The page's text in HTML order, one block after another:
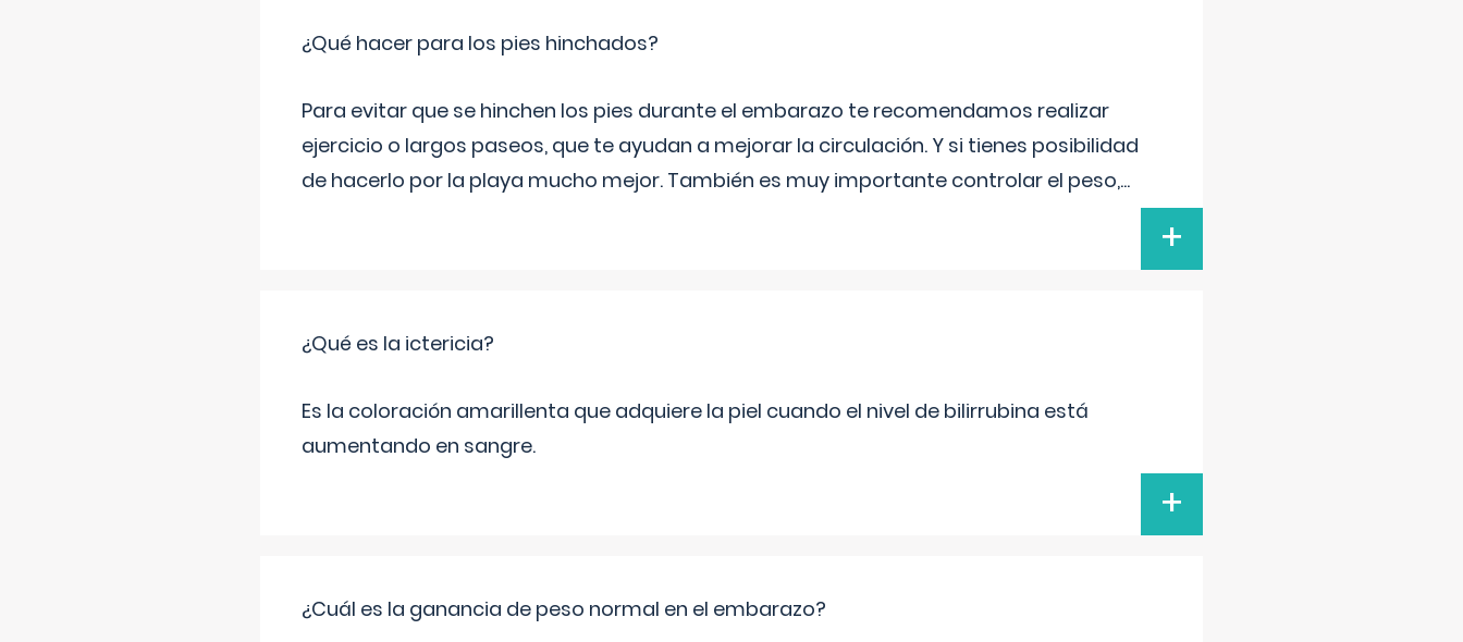
¿Qué hacer para los pies hinchados?
Para evitar que se hinchen los pies durante el embarazo te recomendamos realizar
ejercicio o largos paseos, que te ayudan a mejorar la circulación. Y si tienes posibilidad
de hacerlo por la playa mucho mejor. También es muy importante controlar el peso,...
+
¿Qué es la ictericia?
Es la coloración amarillenta que adquiere la piel cuando el nivel de bilirrubina está
aumentando en sangre.
+
¿Cuál es la ganancia de peso normal en el embarazo?